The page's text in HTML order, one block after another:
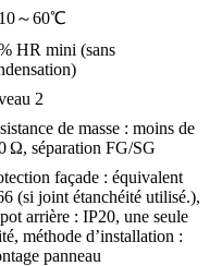
～60℃
HR mini (sans
2
de masse : moins de
Ω, séparation FG/SG
façade : équivalent
(si joint étanchéité utilisé.),
arrière : IP20, une seule
méthode d’installation :
panneau